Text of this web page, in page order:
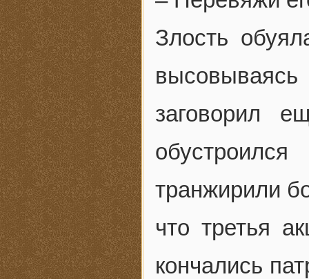
Злость
заговорил
транжирили
что третья
кончались